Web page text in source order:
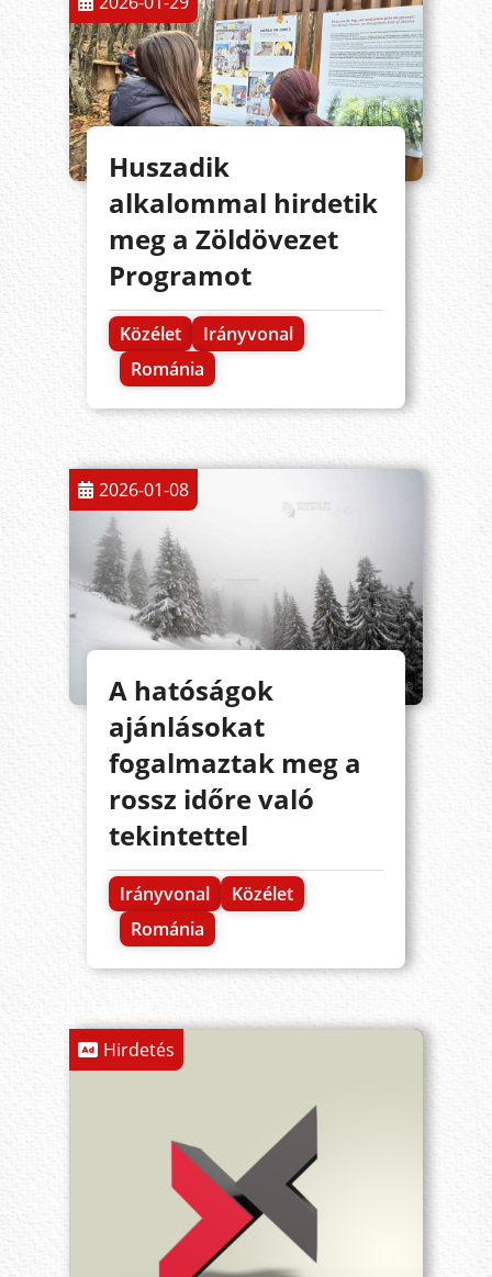
Huszadik
alkalommal hirdetik
meg a Zöldövezet
Programot
Közélet
Irányvonal
Románia
2026-01-08
A hatóságok
ajánlásokat
fogalmaztak meg a
rossz időre való
tekintettel
Irányvonal
Közélet
Románia
Hirdetés